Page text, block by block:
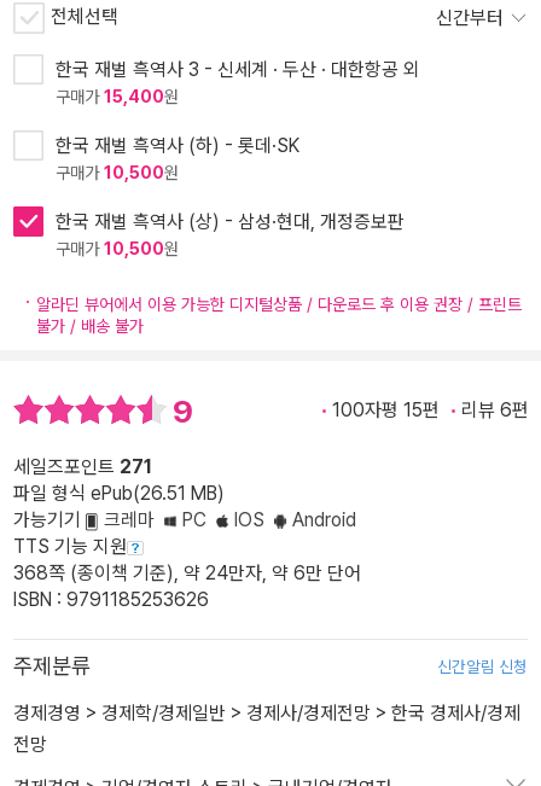
전체선택 신간부터
한국 재벌 흑역사 3 - 신세계 · 두산 · 대한항공 외
구매가15,400원
한국 재벌 흑역사 (하) - 롯데·SK
구매가10,500원
한국 재벌 흑역사 (상) - 삼성·현대, 개정증보판
구매가10,500원
알라딘 뷰어에서 이용 가능한 디지털상품 / 다운로드 후 이용 권장 / 프린트
불가 / 배송 불가
9 100자평 15편 리뷰 6편
세일즈포인트 271
파일 형식 ePub(26.51 MB)
가능기기
크레마 PC IOS
Android
TTS 기능 지원
368쪽 (종이책 기준), 약 24만자, 약 6만 단어
ISBN : 9791185253626
주제분류 신간알림 신청
경제경영 > 경제학/경제일반 > 경제사/경제전망 > 한국 경제사/경제
전망